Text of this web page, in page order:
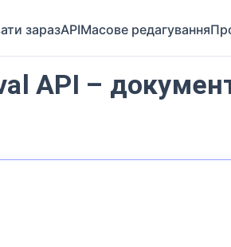
заразAPIМасове редагування
API –